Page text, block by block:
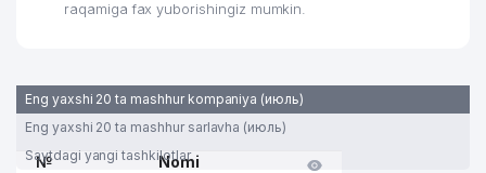
raqamiga fax yuborishingiz mumkin.
Eng yaxshi 20 ta mashhur kompaniya (июль)
Eng yaxshi 20 ta mashhur sarlavha (июль)
Saytdagi yangi tashkilotlar
№
Nomi